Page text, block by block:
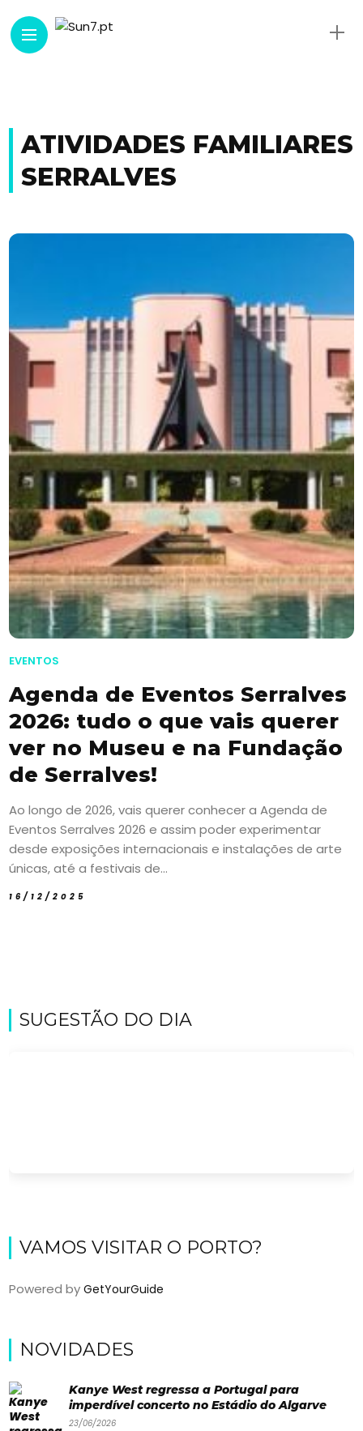
Lifestyle
ATIVIDADES FAMILIARES
SERRALVES
EVENTOS
Agenda de Eventos Serralves
2026: tudo o que vais querer
ver no Museu e na Fundação
de Serralves!
Ao longo de 2026, vais querer conhecer a Agenda de
Eventos Serralves 2026 e assim poder experimentar
desde exposições internacionais e instalações de arte
únicas, até a festivais de...
16/12/2025
SUGESTÃO DO DIA
VAMOS VISITAR O PORTO?
Powered byGetYourGuide
NOVIDADES
Kanye West regressa a Portugal para
imperdível concerto no Estádio do Algarve
23/06/2026